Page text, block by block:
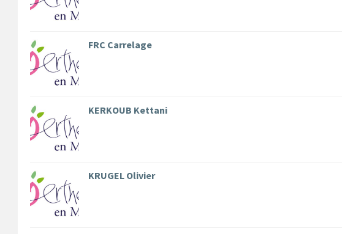
FRC Carrelage
KERKOUB Kettani
KRUGEL Olivier